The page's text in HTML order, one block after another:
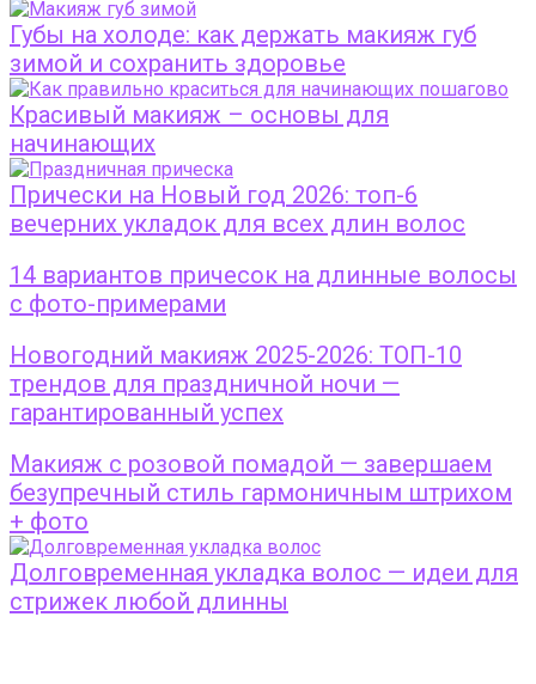
Губы на холоде: как держать макияж губ
зимой и сохранить здоровье
Красивый макияж – основы для
начинающих
Прически на Новый год 2026: топ-6
вечерних укладок для всех длин волос
14 вариантов причесок на длинные волосы
с фото-примерами
Новогодний макияж 2025-2026: ТОП-10
трендов для праздничной ночи —
гарантированный успех
Макияж с розовой помадой — завершаем
безупречный стиль гармоничным штрихом
+ фото
Долговременная укладка волос — идеи для
стрижек любой длинны